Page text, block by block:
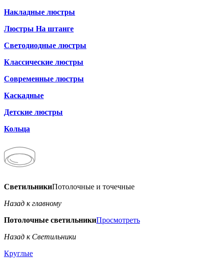
Накладные люстры
Люстры На штанге
Светодиодные люстры
Классические люстры
Современные люстры
Каскадные
Детские люстры
Кольца
СветильникиПотолочные и точечные
Назад к главному
Потолочные светильникиПросмотреть
Назад к Светильники
Круглые